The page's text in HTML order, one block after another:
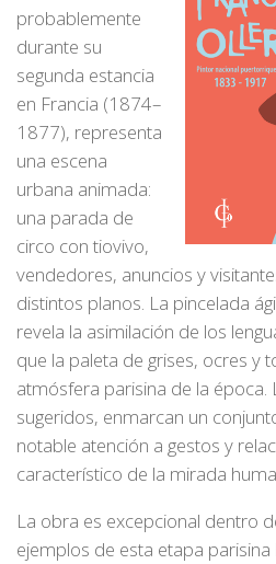
probablemente
durante su
segunda estancia
en Francia (1874–
1877), representa
una escena
urbana animada:
una parada de
circo con tiovivo,
vendedores, anuncios y
distintos planos. La pincelada
revela la asimilación de los
que la paleta de grises, ocres y
atmósfera parisina de la época.
sugeridos, enmarcan un
notable atención a gestos y
característico de la mirada
La obra es excepcional dentro
ejemplos de esta etapa